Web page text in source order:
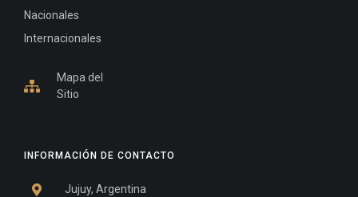
INFORMACIÓN DE CONTACTO
Jujuy, Argentina
Nacionales
Internacionales
Mapa del
Sitio